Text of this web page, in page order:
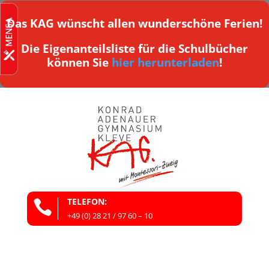
Das KAG wünscht allen wunderschöne Ferien!
Die Eigenanteilsliste für die Schulbücher
können Sie hier herunterladen!
 TELEFON:
+49 (0) 28 21 / 97 60 – 10